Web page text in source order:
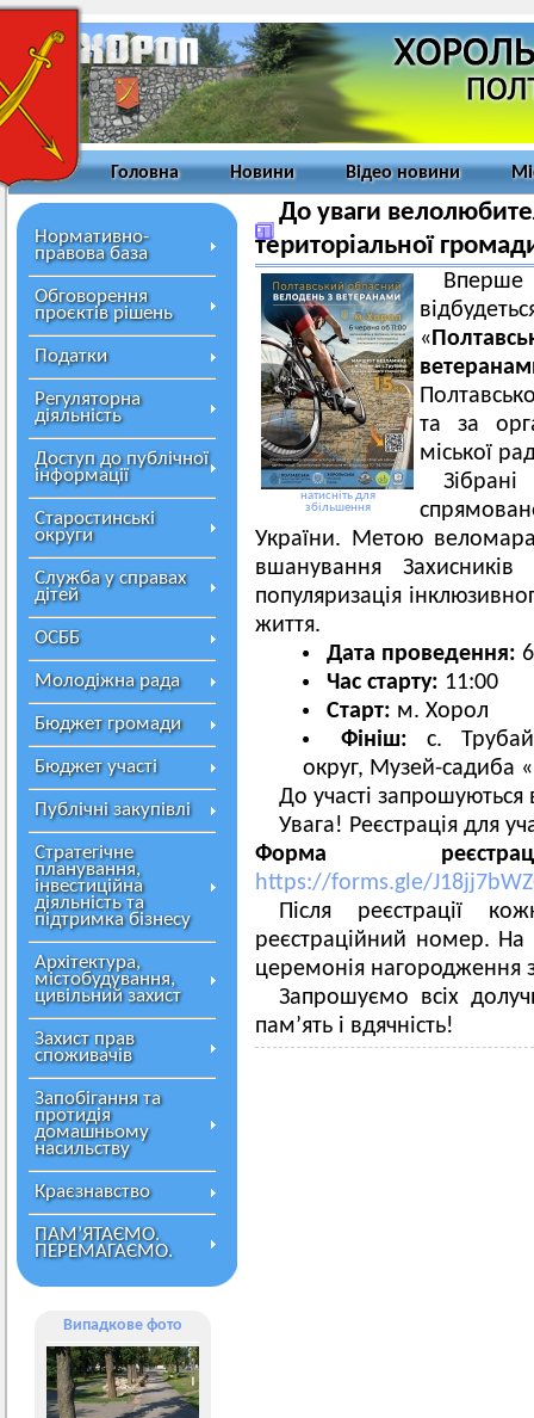
Головна Новини Відео новини
Нормативно-
правова база
Обговорення
проєктів рішень
Податки
Регуляторна
діяльність
Доступ до публічної
інформації
Старостинські
округи
Служба у справах
дітей
ОСББ
Молодіжна рада
Бюджет громади
Бюджет участі
Публічні закупівлі
Стратегічне
планування,
інвестиційна
діяльність та
підтримка бізнесу
Архітектура,
містобудування,
цивільний захист
Захист прав
споживачів
Запобігання та
протидія
домашньому
насильству
Краєзнавство
ПАМ’ЯТАЄМО.
ПЕРЕМАГАЄМО.
Випадкове фото
До уваги
територіальної
натисніть для
збільшення
«
та за
міської
України. Метою
вшанування
популяризація
життя.
Дата проведення:
Час старту: 11:00
Старт: м. Хорол
Фініш: с.
округ, Музей-садиба
До участі
Увага! Реєстрація для
Форма
https://forms.gle/
Після реєстрації
реєстраційний номер. На
церемонія нагородження
Запрошуємо всіх
пам’ять і вдячність!